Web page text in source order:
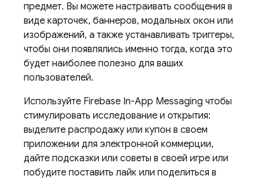
предмет. Вы можете настраивать сообщения в
виде карточек, баннеров, модальных окон или
изображений, а также устанавливать триггеры,
чтобы они появлялись именно тогда, когда это
будет наиболее полезно для ваших
пользователей.
Используйте Firebase In-App Messaging чтобы
стимулировать исследование и открытия:
выделите распродажу или купон в своем
приложении для электронной коммерции,
дайте подсказки или советы в своей игре или
побудите поставить лайк или поделиться в